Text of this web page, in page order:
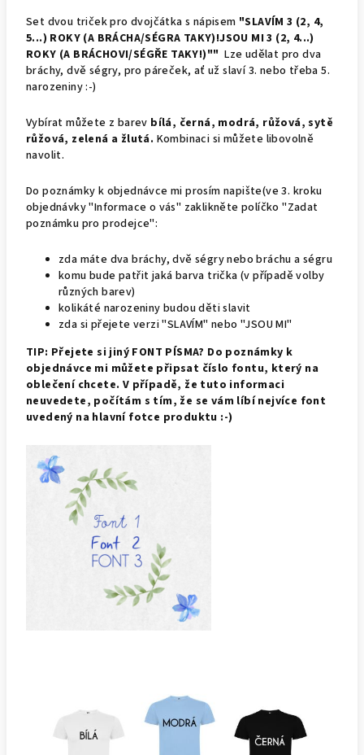
Set dvou triček pro dvojčátka s nápisem "SLAVÍM 3 (2, 4,
5...) ROKY (A BRÁCHA/SÉGRA TAKY)!JSOU MI 3 (2, 4...)
ROKY (A BRÁCHOVI/SÉGŘE TAKY!)""Lze udělat pro dva
bráchy, dvě ségry, pro páreček, ať už slaví 3. nebo třeba 5.
narozeniny :-)
Vybírat můžete z barev bílá, černá, modrá, růžová, sytě
růžová, zelená a žlutá. Kombinaci si můžete libovolně
navolit.
Do poznámky k objednávce mi prosím napište(ve 3. kroku
objednávky "Informace o vás" zaklikněte políčko "Zadat
poznámku pro prodejce":
zda máte dva bráchy, dvě ségry nebo bráchu a ségru
komu bude patřit jaká barva trička (v případě volby
různých barev)
kolikáté narozeniny budou děti slavit
zda si přejete verzi "SLAVÍM" nebo "JSOU MI"
TIP: Přejete si jiný FONT PÍSMA? Do poznámky k
objednávce mi můžete připsat číslo fontu, který na
oblečení chcete. V případě, že tuto informaci
neuvedete, počítám s tím, že se vám líbí nejvíce font
uvedený na hlavní fotce produktu :-)